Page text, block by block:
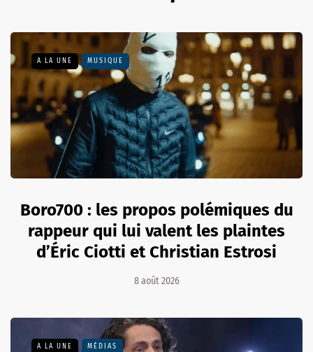
A LA UNE MUSIQUE
Boro700 : les propos polémiques du
rappeur qui lui valent les plaintes
d’Éric Ciotti et Christian Estrosi
8 août 2026
A LA UNE MÉDIAS